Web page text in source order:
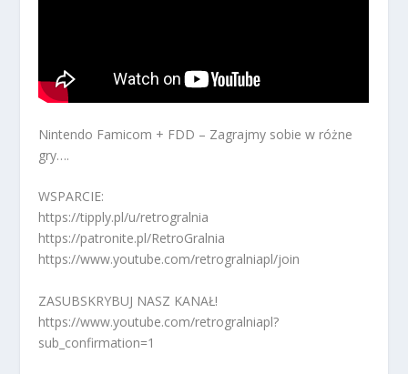
Nintendo Famicom + FDD – Zagrajmy sobie w różne
gry….
WSPARCIE:
https://tipply.pl/u/retrogralnia
https://patronite.pl/RetroGralnia
https://www.youtube.com/retrogralniapl/join
ZASUBSKRYBUJ NASZ KANAŁ!
https://www.youtube.com/retrogralniapl?
sub_confirmation=1